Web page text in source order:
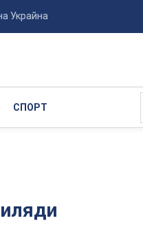
европейския ѝ път...
СПОРТ